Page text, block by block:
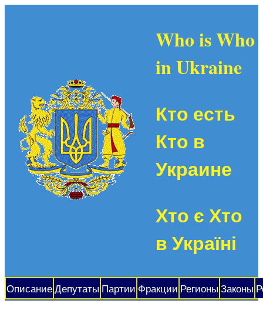
Who is Who
in Ukraine
Кто есть
Кто в
Украине
Хто є Хто
в Україні
Описание Депутаты Партии Фракции Регионы Законы